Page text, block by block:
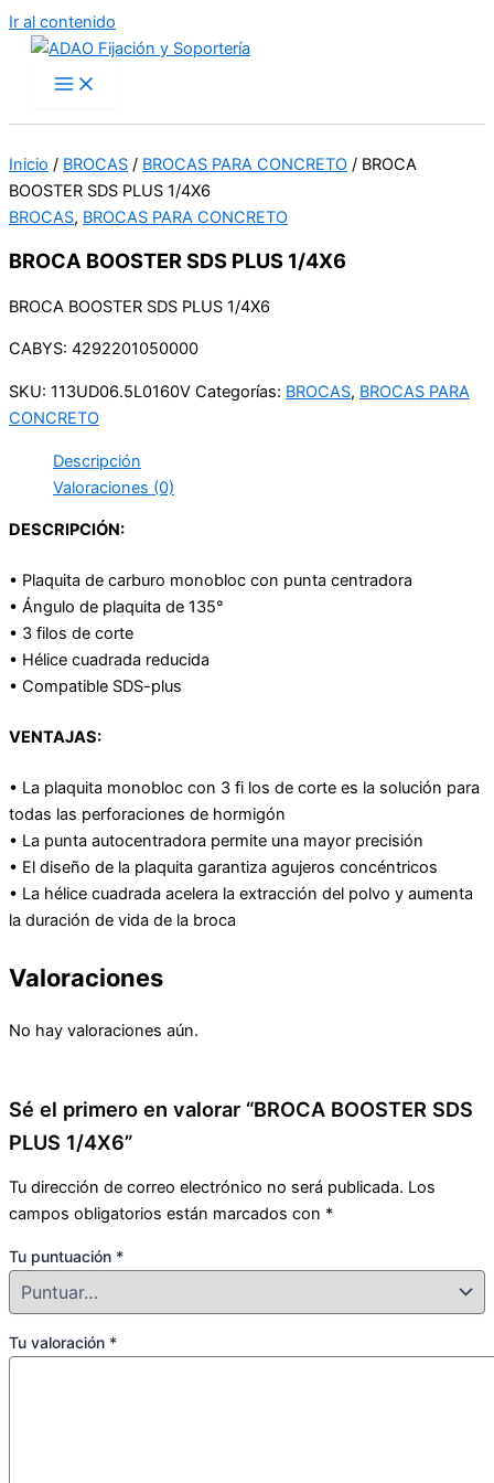
Ir al contenido
Inicio / BROCAS / BROCAS PARA CONCRETO / BROCA
BOOSTER SDS PLUS 1/4X6
BROCAS, BROCAS PARA CONCRETO
BROCA BOOSTER SDS PLUS 1/4X6
BROCA BOOSTER SDS PLUS 1/4X6
CABYS: 4292201050000
SKU: 113UD06.5L0160V Categorías: BROCAS, BROCAS PARA
CONCRETO
Descripción
Valoraciones (0)
DESCRIPCIÓN:
• Plaquita de carburo monobloc con punta centradora
• Ángulo de plaquita de 135°
• 3 filos de corte
• Hélice cuadrada reducida
• Compatible SDS-plus
VENTAJAS:
• La plaquita monobloc con 3 fi los de corte es la solución para
todas las perforaciones de hormigón
• La punta autocentradora permite una mayor precisión
• El diseño de la plaquita garantiza agujeros concéntricos
• La hélice cuadrada acelera la extracción del polvo y aumenta
la duración de vida de la broca
Valoraciones
No hay valoraciones aún.
Sé el primero en valorar “BROCA BOOSTER SDS
PLUS 1/4X6”
Tu dirección de correo electrónico no será publicada. Los
campos obligatorios están marcados con *
Tu puntuación *
Tu valoración *